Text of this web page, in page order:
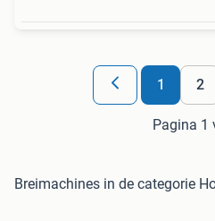
1 2
Pagina 1
Breimachines in de categorie